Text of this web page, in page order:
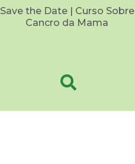
Save the Date | Curso Sobre
Cancro da Mama